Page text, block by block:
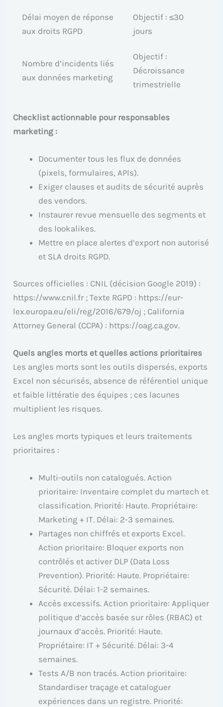
Délai moyen de réponse
aux droits RGPD
Objectif : ≤30
jours
Nombre d’incidents liés
aux données marketing
Objectif :
Décroissance
trimestrielle
Checklist actionnable pour responsables
marketing :
Documenter tous les flux de données
(pixels, formulaires, APIs).
Exiger clauses et audits de sécurité auprès
des vendors.
Instaurer revue mensuelle des segments et
des lookalikes.
Mettre en place alertes d’export non autorisé
et SLA droits RGPD.
Sources officielles : CNIL (décision Google 2019) :
https://www.cnil.fr ; Texte RGPD : https://eur-
lex.europa.eu/eli/reg/2016/679/oj ; California
Attorney General (CCPA) : https://oag.ca.gov.
Quels angles morts et quelles actions prioritaires
Les angles morts sont les outils dispersés, exports
Excel non sécurisés, absence de référentiel unique
et faible littératie des équipes ; ces lacunes
multiplient les risques.
Les angles morts typiques et leurs traitements
prioritaires :
Multi-outils non catalogués. Action
prioritaire: Inventaire complet du martech et
classification. Priorité: Haute. Propriétaire:
Marketing + IT. Délai: 2-3 semaines.
Partages non chiffrés et exports Excel.
Action prioritaire: Bloquer exports non
contrôlés et activer DLP (Data Loss
Prevention). Priorité: Haute. Propriétaire:
Sécurité. Délai: 1-2 semaines.
Accès excessifs. Action prioritaire: Appliquer
politique d’accès basée sur rôles (RBAC) et
journaux d’accès. Priorité: Haute.
Propriétaire: IT + Sécurité. Délai: 3-4
semaines.
Tests A/B non tracés. Action prioritaire:
Standardiser traçage et cataloguer
expériences dans un registre. Priorité: